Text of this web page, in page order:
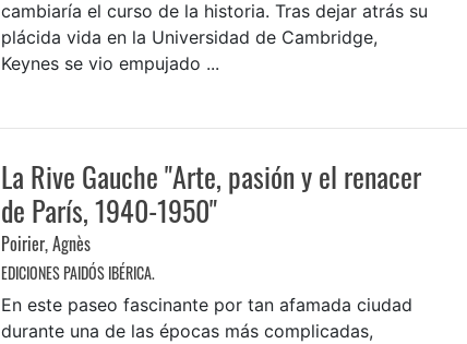
cambiaría el curso de la historia. Tras dejar atrás su
plácida vida en la Universidad de Cambridge,
Keynes se vio empujado ...
La Rive Gauche "Arte, pasión y el renacer
de París, 1940-1950"
Poirier, Agnès
EDICIONES PAIDÓS IBÉRICA.
En este paseo fascinante por tan afamada ciudad
durante una de las épocas más complicadas,